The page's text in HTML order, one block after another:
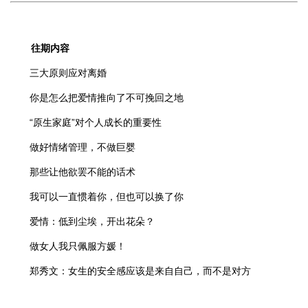
往期内容
三大原则应对离婚
你是怎么把爱情推向了不可挽回之地
“原生家庭”对个人成长的重要性
做好情绪管理，不做巨婴
那些让他欲罢不能的话术
我可以一直惯着你，但也可以换了你
爱情：低到尘埃，开出花朵？
做女人我只佩服方媛！
郑秀文：女生的安全感应该是来自自己，而不是对方